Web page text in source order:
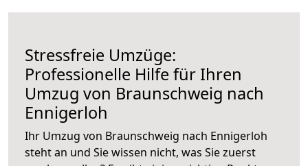
Stressfreie Umzüge:
Professionelle Hilfe für Ihren
Umzug von Braunschweig nach
Ennigerloh
Ihr Umzug von Braunschweig nach Ennigerloh
steht an und Sie wissen nicht, was Sie zuerst